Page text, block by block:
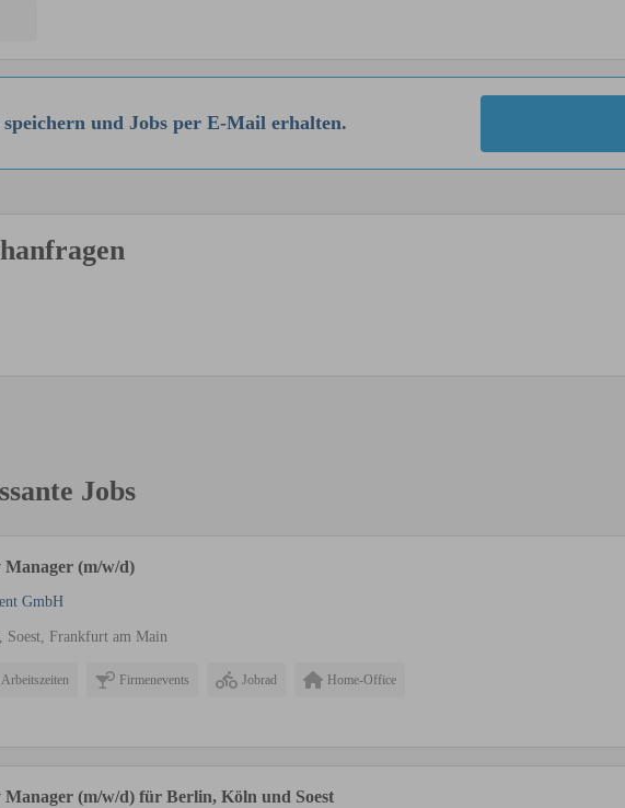
speichern und Jobs per E-Mail erhalten.
Jobs
Manager (m/w/d)
GmbH
Frankfurt am Main
Arbeitszeiten Firmenevents Jobrad Home-Office
Manager (m/w/d) für Berlin, Köln und Soest